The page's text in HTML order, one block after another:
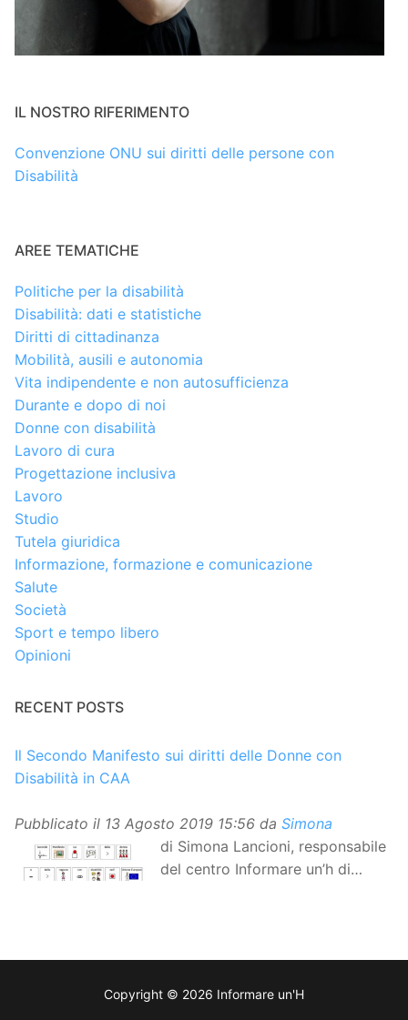
IL NOSTRO RIFERIMENTO
Convenzione ONU sui diritti delle persone con
Disabilità
AREE TEMATICHE
Politiche per la disabilità
Disabilità: dati e statistiche
Diritti di cittadinanza
Mobilità, ausili e autonomia
Vita indipendente e non autosufficienza
Durante e dopo di noi
Donne con disabilità
Lavoro di cura
Progettazione inclusiva
Lavoro
Studio
Tutela giuridica
Informazione, formazione e comunicazione
Salute
Società
Sport e tempo libero
Opinioni
RECENT POSTS
Il Secondo Manifesto sui diritti delle Donne con
Disabilità in CAA
Pubblicato il 13 Agosto 2019 15:56 da Simona
di Simona Lancioni, responsabile
del centro Informare un’h di
aumentativa alternativa (CAA) del “Secondo Manifesto
nell’Unione Europea”. La rivendicazione ed il
Copyright © 2026 Informare un'H